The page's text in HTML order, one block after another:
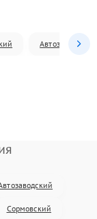
Автозаводский
Сормовский